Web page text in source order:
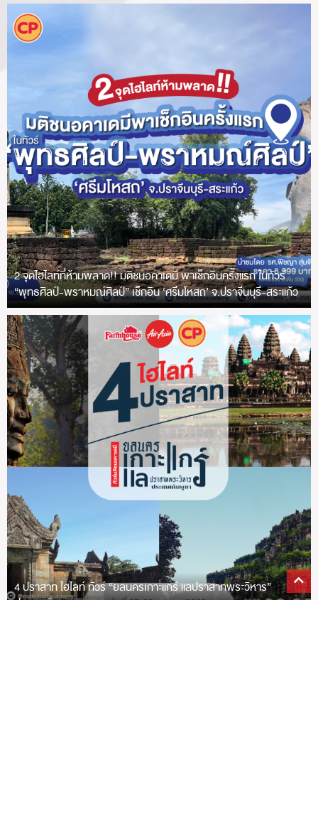
2 จุดไฮไลท์ที่ห้ามพลาด!! มติชนอคาเดมี พาเช็กอินครั้งแรก ในทัวร์
“พุทธศิลป์-พราหมณ์ศิลป์” เช็กอิน ‘ศรีมโหสถ’ จ.ปราจีนบุรี-สระแก้ว
4 ปราสาท ไฮไลท์ ทัวร์ “ยลนครเกาะแกร์ แลปราสาทพระวิหาร”
ประเทศกัมพูชา